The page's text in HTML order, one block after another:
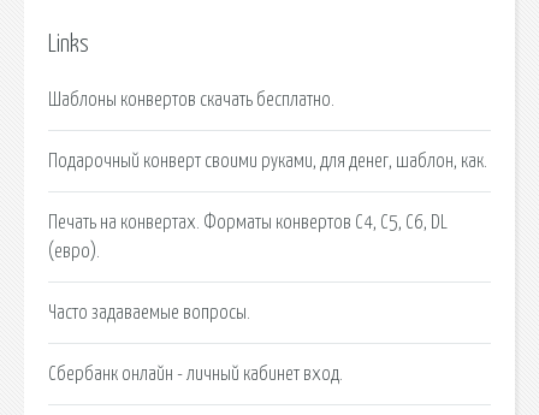
Links
Шаблоны конвертов скачать бесплатно.
Подарочный конверт своими руками, для денег, шаблон, как.
Печать на конвертах. Форматы конвертов С4, С5, С6, DL
(евро).
Часто задаваемые вопросы.
Сбербанк онлайн - личный кабинет вход.